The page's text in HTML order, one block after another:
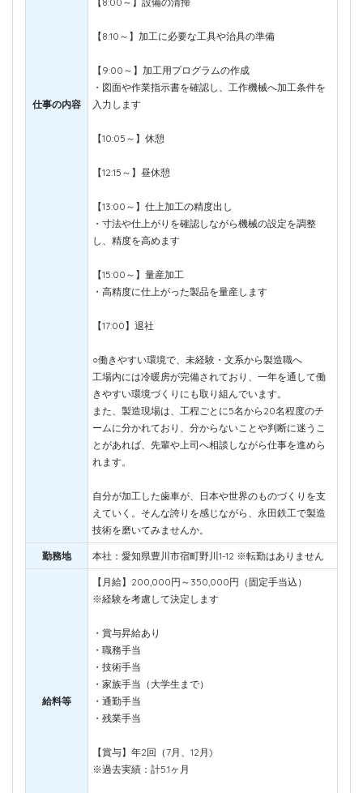
仕事の内容
【8:10～】加工に必要な工具や治具の準備
【9:00～】加工用プログラムの作成
・図面や作業指示書を確認し、工作機械へ加工条件を
入力します
【10:05～】休憩
【12:15～】昼休憩
【13:00～】仕上加工の精度出し
・寸法や仕上がりを確認しながら機械の設定を調整
し、精度を高めます
【15:00～】量産加工
・高精度に仕上がった製品を量産します
【17:00】退社
○働きやすい環境で、未経験・文系から製造職へ
工場内には冷暖房が完備されており、一年を通して働
きやすい環境づくりにも取り組んでいます。
また、製造現場は、工程ごとに5名から20名程度のチ
ームに分かれており、分からないことや判断に迷うこ
とがあれば、先輩や上司へ相談しながら仕事を進めら
れます。
自分が加工した歯車が、日本や世界のものづくりを支
えていく。そんな誇りを感じながら、永田鉄工で製造
技術を磨いてみませんか。
勤務地 本社：愛知県豊川市宿町野川1-12 ※転勤はありません
給料等
【月給】200,000円～350,000円（固定手当込）
※経験を考慮して決定します
・賞与昇給あり
・職務手当
・技術手当
・家族手当（大学生まで）
・通勤手当
・残業手当
【賞与】年2回（7月、12月)
※過去実績：計5.1ヶ月